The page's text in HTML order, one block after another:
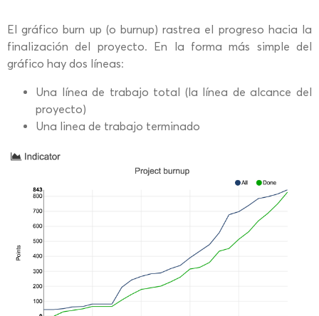
El gráfico burn up (o burnup) rastrea el progreso hacia la
finalización del proyecto. En la forma más simple del
gráfico hay dos líneas:
Una línea de trabajo total (la línea de alcance del
proyecto)
Una linea de trabajo terminado